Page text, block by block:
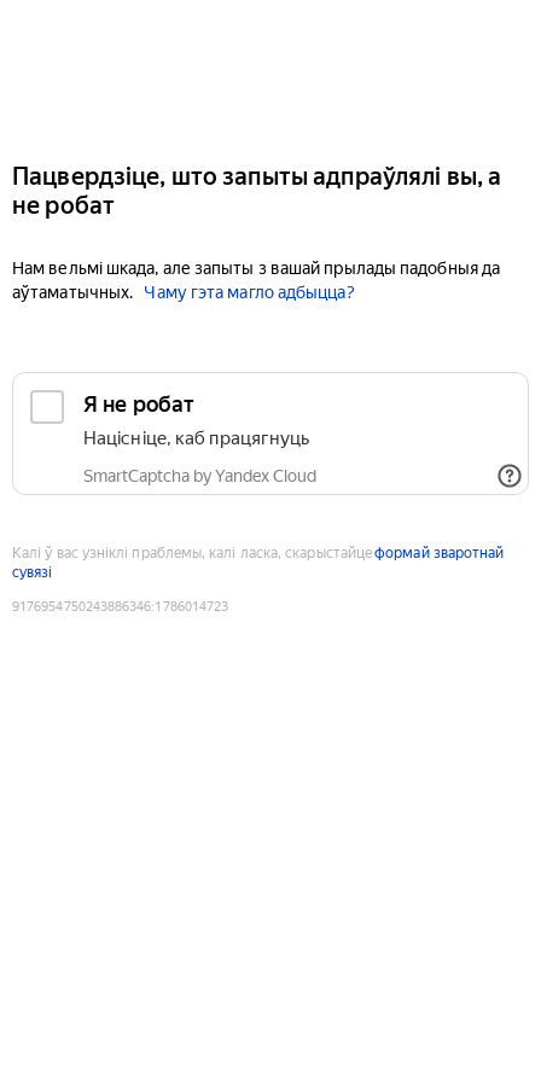
Пацвердзіце, што запыты адпраўлялі вы, а
не робат
Нам вельмі шкада, але запыты з вашай прылады падобныя да
аўтаматычных.
Чаму гэта магло адбыцца?
Я не робат
Націсніце, каб працягнуць
SmartCaptcha by Yandex Cloud
Калі ў вас узніклі праблемы, калі ласка, скарыстайцеформай зваротнай
сувязі
9176954750243886346:1786014723